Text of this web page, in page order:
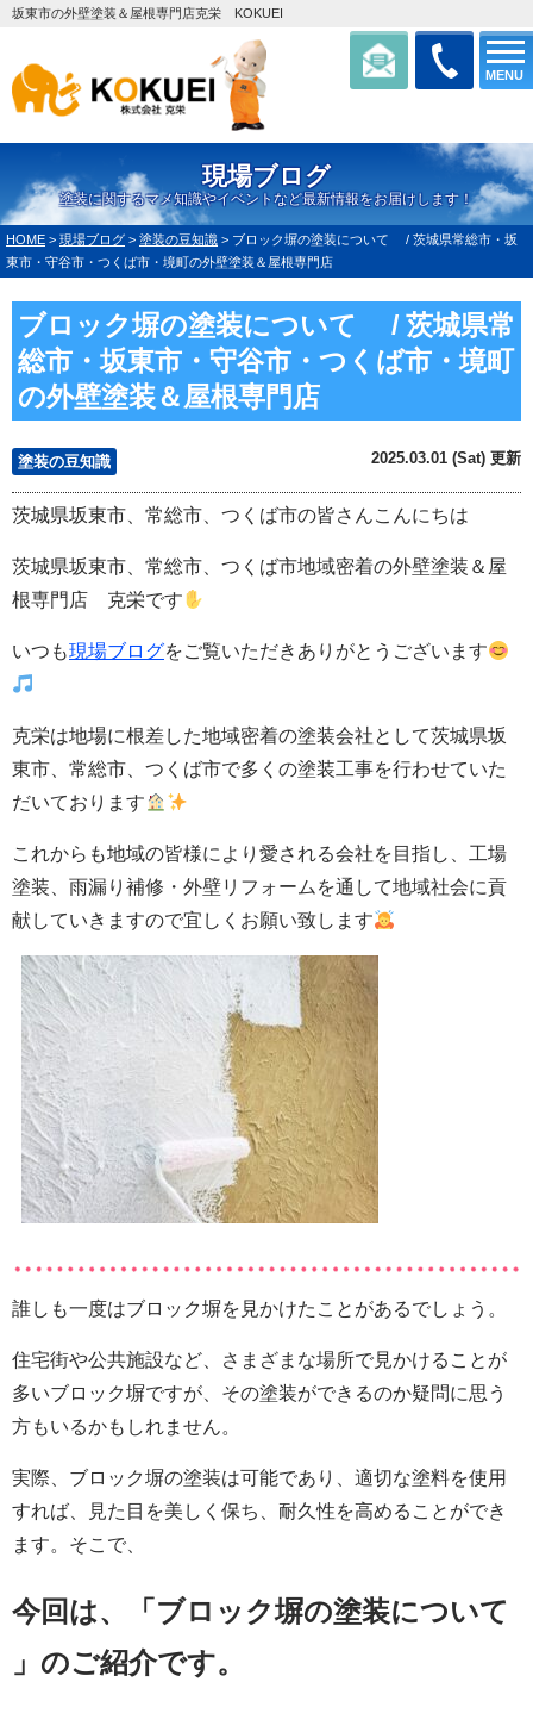
MENU
坂東市の外壁塗装＆屋根専門店克栄 KOKUEI
現場ブログ
塗装に関するマメ知識やイベントなど最新情報をお届けします！
HOME > 現場ブログ > 塗装の豆知識 > ブロック塀の塗装について / 茨城県常総市・坂
東市・守谷市・つくば市・境町の外壁塗装＆屋根専門店
ブロック塀の塗装について / 茨城県常
総市・坂東市・守谷市・つくば市・境町
の外壁塗装＆屋根専門店
塗装の豆知識 2025.03.01 (Sat) 更新
茨城県坂東市、常総市、つくば市の皆さんこんにちは
茨城県坂東市、常総市、つくば市地域密着の外壁塗装＆屋
根専門店 克栄です
いつも現場ブログをご覧いただきありがとうございます
克栄は地場に根差した地域密着の塗装会社として茨城県坂
東市、常総市、つくば市で多くの塗装工事を行わせていた
だいております
これからも地域の皆様により愛される会社を目指し、工場
塗装、雨漏り補修・ 外壁リフォームを通して地域社会に貢
献していきますので宜しくお願い致します
誰しも一度はブロック塀を見かけたことがあるでしょう。
住宅街や公共施設など、さまざまな場所で見かけることが
多いブロック塀ですが、その塗装ができるのか疑問に思う
方もいるかもしれません。
実際、ブロック塀の塗装は可能であり、適切な塗料を使用
すれば、見た目を美しく保ち、耐久性を高めることができ
ます。そこで、
今回は、「ブロック塀の塗装について
」のご紹介です。